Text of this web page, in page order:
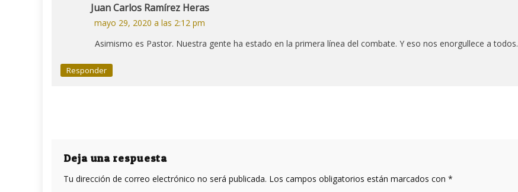
Juan Carlos Ramírez Heras
mayo 29, 2020 a las 2:12 pm
Asimismo es Pastor. Nuestra gente ha estado en la primera línea del combate. Y eso nos enorgullece a todos.
Responder
Deja una respuesta
Tu dirección de correo electrónico no será publicada. Los campos obligatorios están marcados con *